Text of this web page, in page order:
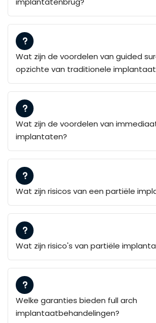
Wat zijn de voordelen van guided
opzichte van traditionele
Wat zijn de voordelen van
implantaten?
Wat zijn risicos van een partiële
Wat zijn risico's van partiële
Welke garanties bieden full arch
implantaatbehandelingen?